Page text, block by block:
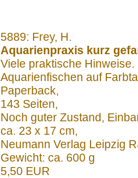
5889: Frey, H.
Aquarienpraxis kurz
Viele praktische
Aquarienfischen auf
Paperback,
143 Seiten,
Noch guter Zustand,
ca. 23 x 17 cm,
Neumann Verlag Leipzig
Gewicht: ca. 600 g
5,50 EUR